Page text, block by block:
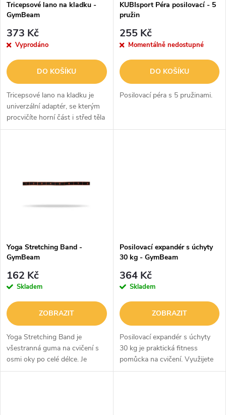
p
r
o
d
u
p
r
o
d
u
Tricepsové lano na kladku -
GymBeam
373 Kč
Vyprodáno
DO KOŠÍKU
Tricepsové lano na kladku je
univerzální adaptér, se kterým
procvičíte horní část i střed těla
(core). Je pevné, odolné a
KUBIsport Péra posilovací - 5
pružin
255 Kč
Momentálně nedostupné
DO KOŠÍKU
Posilovací péra s 5 pružinami.
Yoga Stretching Band -
GymBeam
162 Kč
Skladem
ZOBRAZIT
Yoga Stretching Band je
všestranná guma na cvičení s
osmi oky po celé délce. Je
elastická, odolná a pohodlně se
Posilovací expandér s úchyty
30 kg - GymBeam
364 Kč
Skladem
ZOBRAZIT
Posilovací expandér s úchyty
30 kg je praktická fitness
pomůcka na cvičení. Využijete
ho doma, ve fitku, ale klidne i na